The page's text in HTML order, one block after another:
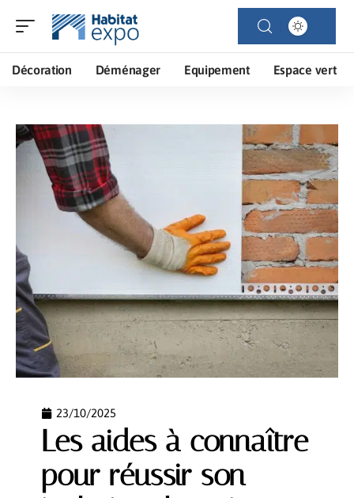
Décoration Déménager Equipement Espace vert
23/10/2025
Les aides à connaître
pour réussir son